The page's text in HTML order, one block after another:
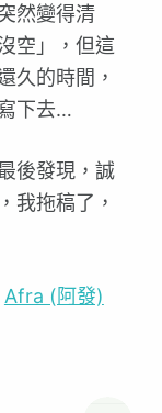
然變得清
空」，但這
久的時間，
下去…
後發現，誠
我拖稿了，
Afra (阿發)